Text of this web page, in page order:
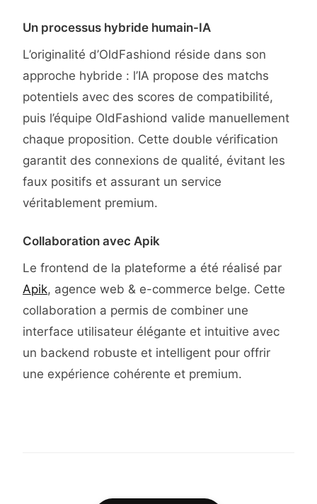
Un processus hybride humain-IA
L’originalité d’OldFashiond réside dans son
approche hybride : l’IA propose des matchs
potentiels avec des scores de compatibilité,
puis l’équipe OldFashiond valide manuellement
chaque proposition. Cette double vérification
garantit des connexions de qualité, évitant les
faux positifs et assurant un service
véritablement premium.
Collaboration avec Apik
Le frontend de la plateforme a été réalisé par
Apik, agence web & e-commerce belge. Cette
collaboration a permis de combiner une
interface utilisateur élégante et intuitive avec
un backend robuste et intelligent pour offrir
une expérience cohérente et premium.